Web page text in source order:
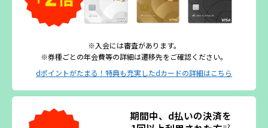
※入会には審査があります。
※券種ごとの年会費等の詳細は遷移先をご確認ください。
dポイントがたまる！特典も充実したdカードの詳細はこちら
期間中、d払いの決済を
※2